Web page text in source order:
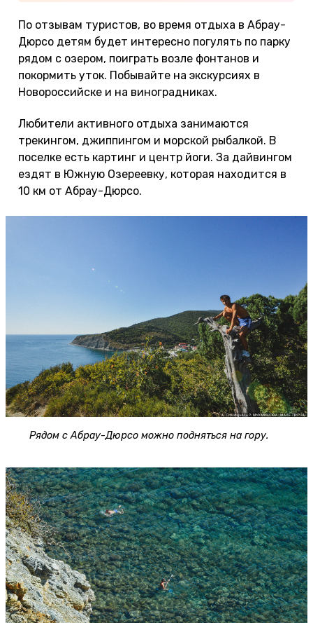
По отзывам туристов, во время отдыха в Абрау-
Дюрсо детям будет интересно погулять по парку
рядом с озером, поиграть возле фонтанов и
покормить уток. Побывайте на экскурсиях в
Новороссийске и на виноградниках.
Любители активного отдыха занимаются
трекингом, джиппингом и морской рыбалкой. В
поселке есть картинг и центр йоги. За дайвингом
ездят в Южную Озереевку, которая находится в
10 км от Абрау-Дюрсо.
Рядом с Абрау-Дюрсо можно подняться на гору.